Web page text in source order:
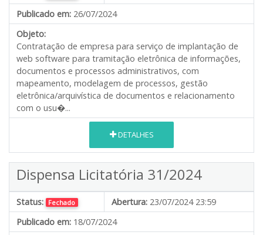
Publicado em: 26/07/2024
Objeto:
Contratação de empresa para serviço de implantação de
web software para tramitação eletrônica de informações,
documentos e processos administrativos, com
mapeamento, modelagem de processos, gestão
eletrônica/arquivística de documentos e relacionamento
com o usu�...
DETALHES
Dispensa Licitatória 31/2024
Status: Fechado Abertura: 23/07/2024 23:59
Publicado em: 18/07/2024